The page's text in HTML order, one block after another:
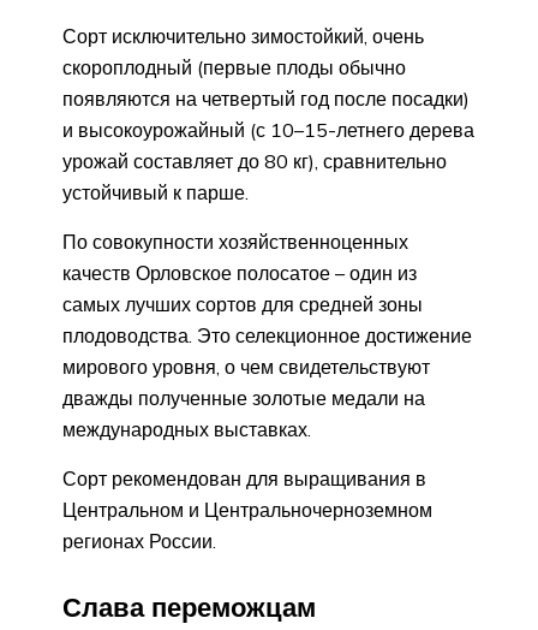
Сорт исключительно зимостойкий, очень
скороплодный (первые плоды обычно
появляются на четвертый год после посадки)
и высокоурожайный (с 10–15-летнего дерева
урожай составляет до 80 кг), сравнительно
устойчивый к парше.
По совокупности хозяйственноценных
качеств Орловское полосатое – один из
самых лучших сортов для средней зоны
плодоводства. Это селекционное достижение
мирового уровня, о чем свидетельствуют
дважды полученные золотые медали на
международных выставках.
Сорт рекомендован для выращивания в
Центральном и Центральночерноземном
регионах России.
Слава переможцам